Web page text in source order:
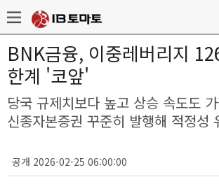
BNK금융, 이중레버리지
한계 '코앞'
당국 규제치보다 높고 상승 속도도
신종자본증권 꾸준히 발행해 적정성
공개 2026-02-25 06:00:00